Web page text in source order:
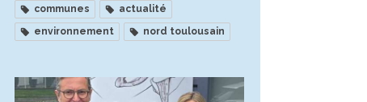
communes
actualité
environnement
nord toulousain